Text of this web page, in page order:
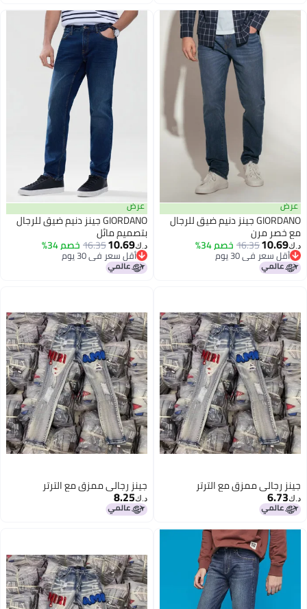
عرض
GIORDANO جينز دنيم ضيق للرجال
مع خصر مرن
د.ك‏10.69
16.35خصم 34%
أقل سعر في 30 يوم
أقل سعر في 30 يوم
عرض
GIORDANO جينز دنيم ضيق للرجال
بتصميم مائل
د.ك‏10.69
16.35خصم 34%
أقل سعر في 30 يوم
أقل سعر في 30 يوم
جينز رجالي ممزق مع الترتر
د.ك‏6.73
جينز رجالي ممزق مع الترتر
د.ك‏8.25